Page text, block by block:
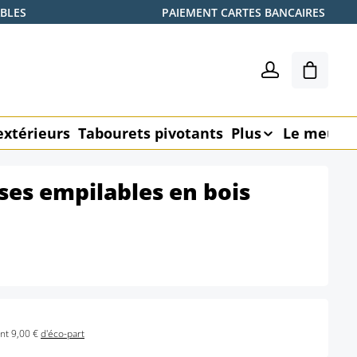
PAIEMENT CARTES BANCAIRES
Le
Tabourets pivotants Plus Le
empilables en bois
9,00 €d'éco-part